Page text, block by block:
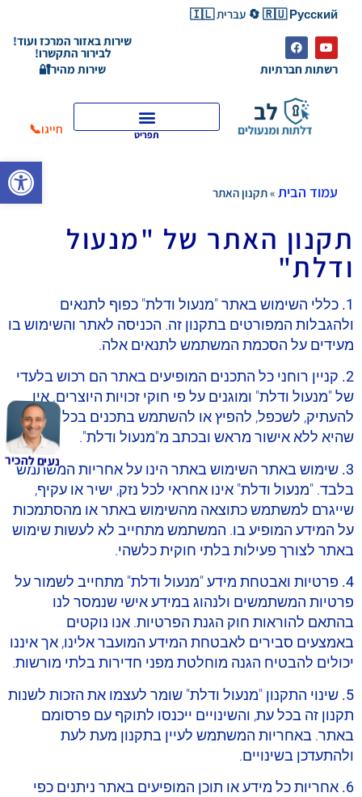
פתח
🇷🇺 Русский 🔄 עברית 🇮🇱
רשתות חברתיות
שירות באזור המרכז ועוד!
לבירור התקשרו!
שירות מהיר🔐
תפריט חייגו📞
עמוד הבית »תקנון האתר
תקנון האתר של "מנעול
ודלת"
1. כללי
השימוש באתר "מנעול ודלת" כפוף לתנאים
ולהגבלות המפורטים בתקנון זה. הכניסה לאתר והשימוש בו
מעידים על הסכמת המשתמש לתנאים אלה.
2. קניין רוחני
כל התכנים המופיעים באתר הם רכוש בלעדי
של "מנעול ודלת" ומוגנים על פי חוקי זכויות היוצרים. אין
להעתיק, לשכפל, להפיץ או להשתמש בתכנים בכל דרך
שהיא ללא אישור מראש ובכתב מ"מנעול ודלת".
3. שימוש באתר
השימוש באתר הינו על אחריות המשתמש
בלבד. "מנעול ודלת" אינו אחראי לכל נזק, ישיר או עקיף,
שייגרם למשתמש כתוצאה מהשימוש באתר או מהסתמכות
על המידע המופיע בו. המשתמש מתחייב לא לעשות שימוש
באתר לצורך פעילות בלתי חוקית כלשהי.
4. פרטיות ואבטחת מידע
"מנעול ודלת" מתחייב לשמור על
פרטיות המשתמשים ולנהוג במידע אישי שנמסר לנו
בהתאם להוראות חוק הגנת הפרטיות. אנו נוקטים
באמצעים סבירים לאבטחת המידע המועבר אלינו, אך איננו
יכולים להבטיח הגנה מוחלטת מפני חדירות בלתי מורשות.
5. שינוי התקנון
"מנעול ודלת" שומר לעצמו את הזכות לשנות
תקנון זה בכל עת, והשינויים ייכנסו לתוקף עם פרסומם
באתר. באחריות המשתמש לעיין בתקנון מעת לעת
ולהתעדכן בשינויים.
6. אחריות
כל מידע או תוכן המופיעים באתר ניתנים כפי
נעים להכיר